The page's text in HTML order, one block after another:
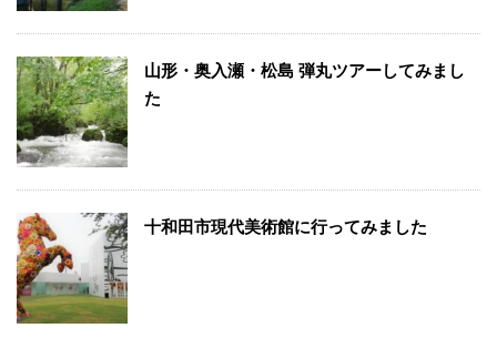
山形・奥入瀬・松島 弾丸ツアーしてみまし
た
十和田市現代美術館に行ってみました